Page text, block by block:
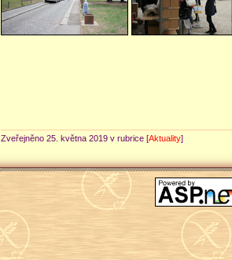
Zveřejněno 25. května 2019 v rubrice [Aktuality]